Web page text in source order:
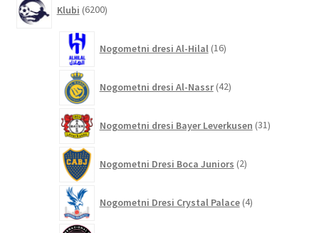
Klubi 6200izdelkov
Nogometni dresi Al-Hilal 16izdelkov
Nogometni dresi Al-Nassr 42izdelkov
Nogometni dresi Bayer Leverkusen 31izdelkov
Nogometni Dresi Boca Juniors 2izdelka
Nogometni Dresi Crystal Palace 4izdelki